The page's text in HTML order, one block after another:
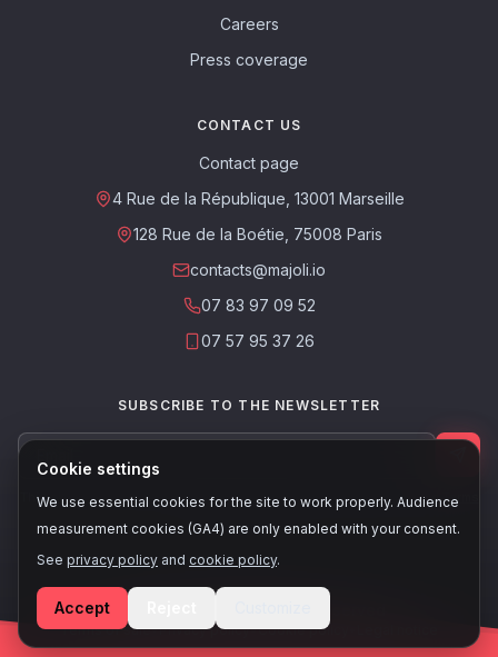
Cookie settings
We use essential cookies for the site to work properly. Audience
measurement cookies (GA4) are only enabled with your consent.
See privacy policy and cookie policy.
Accept
Careers
Press coverage
CONTACT US
Contact page
4 Rue de la République, 13001 Marseille
128 Rue de la Boétie, 75008 Paris
contacts@majoli.io
07 83 97 09 52
07 57 95 37 26
SUBSCRIBE TO THE NEWSLETTER
This site is protected by reCAPTCHA. The Google Privacy Policy and Terms
Terms of sale•Privacy policy•Cookie policy